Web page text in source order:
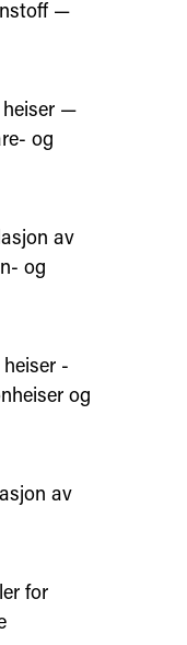
—
—
og
av
og
-
og
av
for